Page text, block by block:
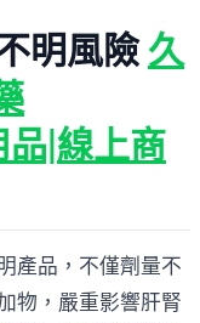
明風險 久
品|線上商
產品，不僅劑量不
物，嚴重影響肝腎